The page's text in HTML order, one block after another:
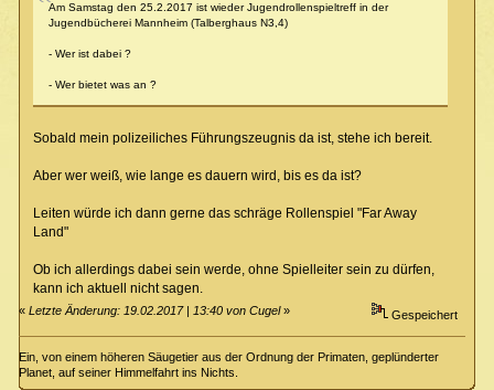
Am Samstag den 25.2.2017 ist wieder Jugendrollenspieltreff in der
Jugendbücherei Mannheim (Talberghaus N3,4)
- Wer ist dabei ?
- Wer bietet was an ?
Sobald mein polizeiliches Führungszeugnis da ist, stehe ich bereit.
Aber wer weiß, wie lange es dauern wird, bis es da ist?
Leiten würde ich dann gerne das schräge Rollenspiel "Far Away
Land"
Ob ich allerdings dabei sein werde, ohne Spielleiter sein zu dürfen,
kann ich aktuell nicht sagen.
«Letzte Änderung: 19.02.2017 | 13:40 von Cugel» Gespeichert
Ein, von einem höheren Säugetier aus der Ordnung der Primaten, geplünderter
Planet, auf seiner Himmelfahrt ins Nichts.